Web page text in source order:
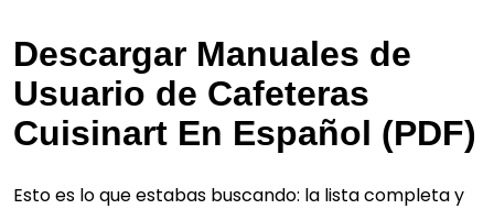
Descargar Manuales de
Usuario de Cafeteras
Cuisinart En Español (PDF)
Esto es lo que estabas buscando: la lista completa y